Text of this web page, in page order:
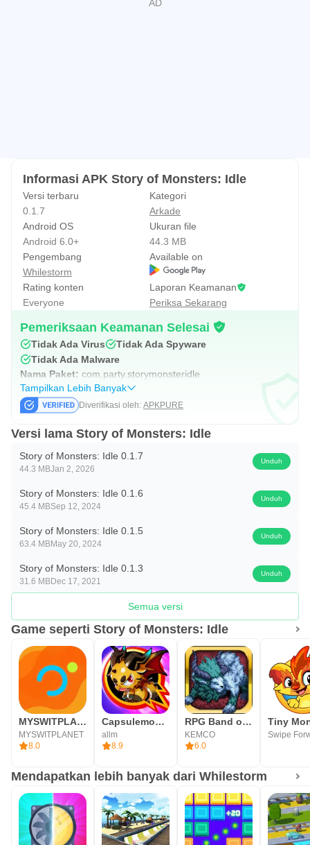
Informasi APK Story of Monsters: Idle
Versi terbaru
0.1.7
Kategori
Arkade
Android OS
Android 6.0+
Ukuran file
44.3 MB
Pengembang
Whilestorm
Available on
Rating konten
Everyone
Laporan Keamanan
Periksa Sekarang
Pemeriksaan Keamanan Selesai
Tidak Ada Virus
Tidak Ada Spyware
Tidak Ada Malware
Nama Paket: com.party.storymonsteridle
Tampilkan Lebih Banyak
Diverifikasi oleh: APKPURE
Versi lama Story of Monsters: Idle
Story of Monsters: Idle 0.1.7
44.3 MBJan 2, 2026
Unduh
Story of Monsters: Idle 0.1.6
45.4 MBSep 12, 2024
Unduh
Story of Monsters: Idle 0.1.5
63.4 MBMay 20, 2024
Unduh
Story of Monsters: Idle 0.1.3
31.6 MBDec 17, 2021
Unduh
Semua versi
Game seperti Story of Monsters: Idle
MYSWITPLANET
MYSWITPLANET
8.0
Capsulemon Fight! : Global Mon
allm
8.9
RPG Band of Monsters
KEMCO
6.0
Tiny
Mendapatkan lebih banyak dari Whilestorm